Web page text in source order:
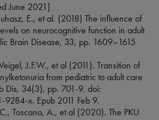
June 2021]
E., et al. (2018) The influence of
on neurocognitive function in adult
Brain Disease, 33, pp. 1609–1615
J.F.W., et al (2011). Transition of
from pediatric to adult care
Dis, 34(3), pp. 701-9. doi:
x. Epub 2011 Feb 9.
Toscano, A., et al (2020). The PKU